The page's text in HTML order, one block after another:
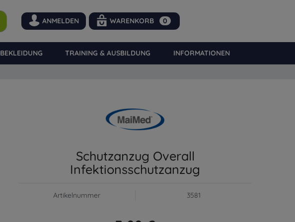
ANMELDEN WARENKORB 0
BEKLEIDUNG TRAINING & AUSBILDUNG INFORMATIONEN
Schutzanzug Overall
Infektionsschutzanzug
Artikelnummer 3581